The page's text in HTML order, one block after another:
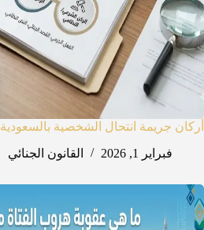
أركان جريمة انتحال الشخصية بالسعودية
فبراير 1, 2026
القانون الجنائي